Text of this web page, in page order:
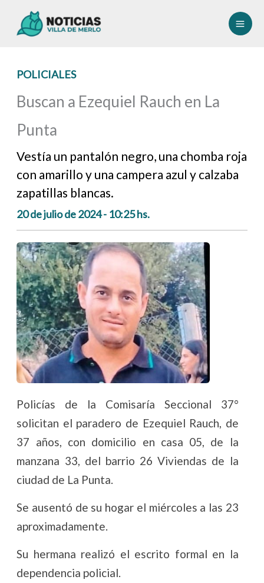
POLICIALES
Buscan a Ezequiel Rauch en La
Punta
Vestía un pantalón negro, una chomba roja
con amarillo y una campera azul y calzaba
zapatillas blancas.
20 de julio de 2024 - 10:25 hs.
Policías de la Comisaría Seccional 37°
solicitan el paradero de Ezequiel Rauch, de
37 años, con domicilio en casa 05, de la
manzana 33, del barrio 26 Viviendas de la
ciudad de La Punta.
Se ausentó de su hogar el miércoles a las 23
aproximadamente.
Su hermana realizó el escrito formal en la
dependencia policial.